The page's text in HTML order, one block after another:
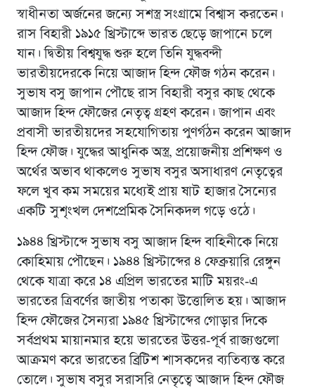
স্বাধীনতা অর্জনের জন্যে সশস্ত্র সংগ্রামে বিশ্বাস করতেন।
রাস বিহারী ১৯১৫ খ্রিস্টাব্দে ভারত ছেড়ে জাপানে চলে
যান। দ্বিতীয় বিশ্বযুদ্ধ শুরু হলে তিনি যুদ্ধবন্দী
ভারতীয়দেরকে নিয়ে আজাদ হিন্দ ফৌজ গঠন করেন।
সুভাষ বসু জাপান পৌছে রাস বিহারী বসুর কাছ থেকে
আজাদ হিন্দ ফৌজের নেতৃত্ব গ্রহণ করেন। জাপান এবং
প্রবাসী ভারতীয়দের সহযোগিতায় পুণর্গঠন করেন আজাদ
হিন্দ ফৌজ। যুদ্ধের আধুনিক অস্ত্র, প্রয়োজনীয় প্রশিক্ষণ ও
অর্থের অভাব থাকলেও সুভাষ বসুর অসাধারণ নেতৃত্বের
ফলে খুব কম সময়ের মধ্যেই প্রায় ষাট হাজার সৈন্যের
একটি সুশৃংখল দেশপ্রেমিক সৈনিকদল গড়ে ওঠে।
১৯৪৪ খ্রিস্টাব্দে সুভাষ বসু আজাদ হিন্দ বাহিনীকে নিয়ে
কোহিমায় পৌছেন। ১৯৪৪ খ্রিস্টাব্দের ৪ ফেব্রুয়ারি রেঙ্গুন
থেকে যাত্রা করে ১৪ এপ্রিল ভারতের মাটি ময়রং-এ
ভারতের ত্রিবর্ণের জাতীয় পতাকা উত্তোলিত হয়। আজাদ
হিন্দ ফৌজের সৈন্যরা ১৯৪৫ খ্রিস্টাব্দের গোড়ার দিকে
সর্বপ্রথম মায়ানমার হয়ে ভারতের উত্তর-পূর্ব রাজ্যগুলো
আক্রমণ করে ভারতের ব্রিটিশ শাসকদের ব্যতিব্যস্ত করে
তোলে। সুভাষ বসুর সরাসরি নেতৃত্বে আজাদ হিন্দ ফৌজ